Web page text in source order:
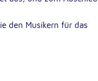
den Musikern für das